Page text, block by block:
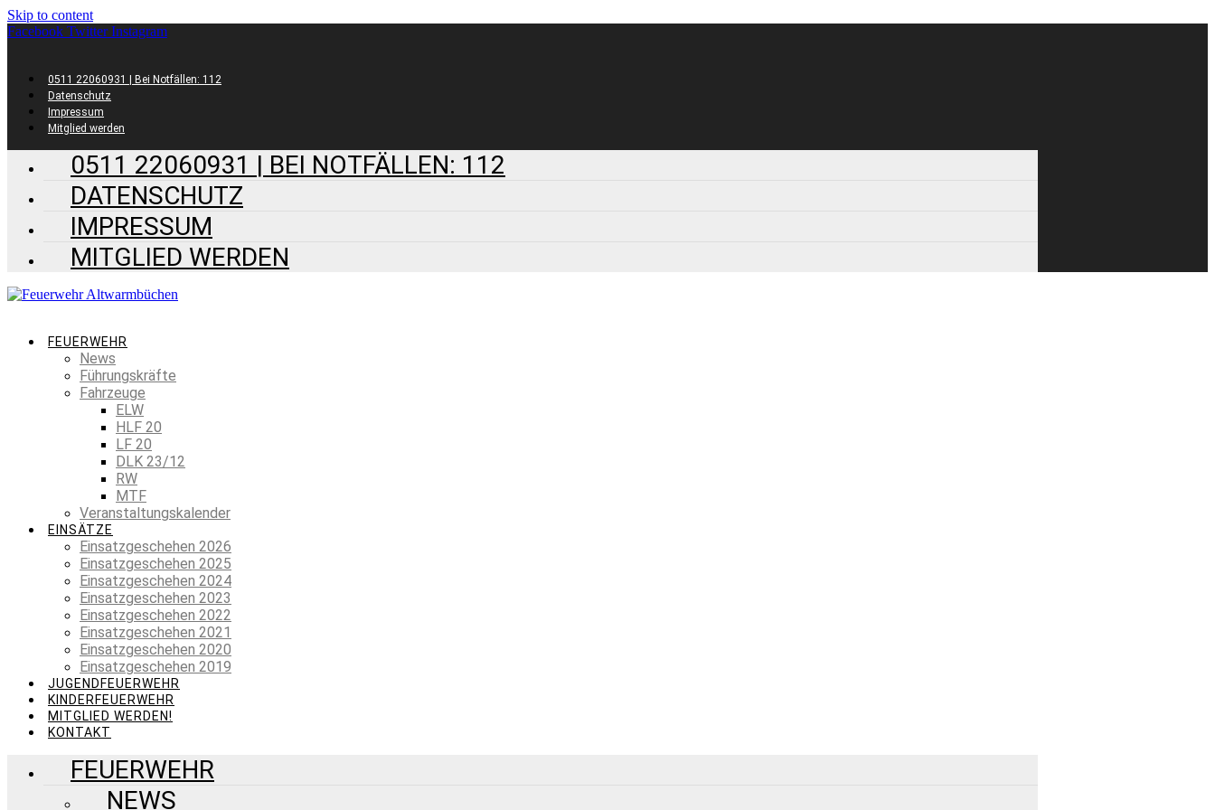
Skip to content
Facebook Twitter Instagram
0511 22060931 | Bei Notfällen: 112
Datenschutz
Impressum
Mitglied werden
0511 22060931 | BEI NOTFÄLLEN: 112
DATENSCHUTZ
IMPRESSUM
MITGLIED WERDEN
FEUERWEHR
News
Führungskräfte
Fahrzeuge
ELW
HLF 20
LF 20
DLK 23/12
RW
MTF
Veranstaltungskalender
EINSÄTZE
Einsatzgeschehen 2026
Einsatzgeschehen 2025
Einsatzgeschehen 2024
Einsatzgeschehen 2023
Einsatzgeschehen 2022
Einsatzgeschehen 2021
Einsatzgeschehen 2020
Einsatzgeschehen 2019
JUGENDFEUERWEHR
KINDERFEUERWEHR
MITGLIED WERDEN!
KONTAKT
FEUERWEHR
NEWS